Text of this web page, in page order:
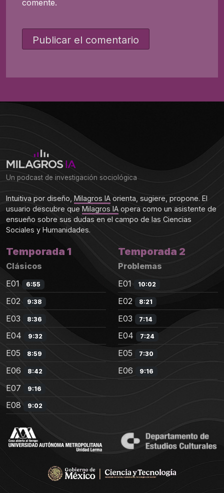
comente.
Un podcast de investigación sociológica
Intuitiva por diseño, Milagros IA orienta, sugiere, propone. El
usuario descubre que Milagros IA opera como un asistente de
ensueño sobre sus dudas en el campo de las Ciencias
Sociales y Humanidades.
Temporada 1
Clásicos
E01
6:55
E02 9:38
E03 8:36
E04 9:32
E05 8:59
E06 8:42
E07 9:16
E08 9:02
Temporada 2
Problemas
E01
10:02
E02 8:21
E03 7:14
E04 7:24
E05 7:30
E06 9:16